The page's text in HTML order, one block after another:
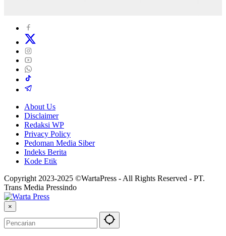
About Us
Disclaimer
Redaksi WP
Privacy Policy
Pedoman Media Siber
Indeks Berita
Kode Etik
Copyright 2023-2025 ©WartaPress - All Rights Reserved - PT.
Trans Media Pressindo
×